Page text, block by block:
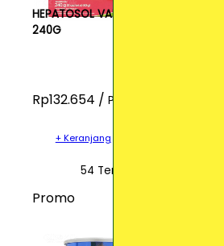
HEPATOSOL VAN
240G
Rp132.654 / Pcs
+ Keranjang
54 Terjual
Promo